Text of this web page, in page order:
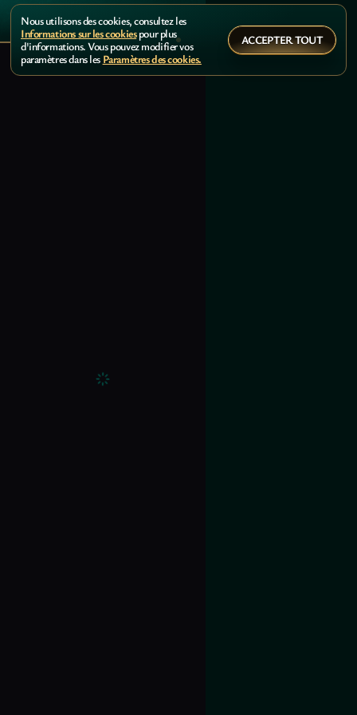
Nous utilisons des cookies, consultez les
Informations sur les cookiespour plus
d'informations. Vous pouvez modifier vos
paramètres dans les Paramètres des cookies.
ACCEPTER TOUT